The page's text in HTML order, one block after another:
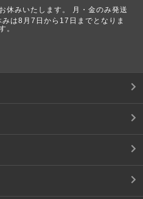
休みいたします。 月・金のみ発送
は8月7日から17日までとなりま
。